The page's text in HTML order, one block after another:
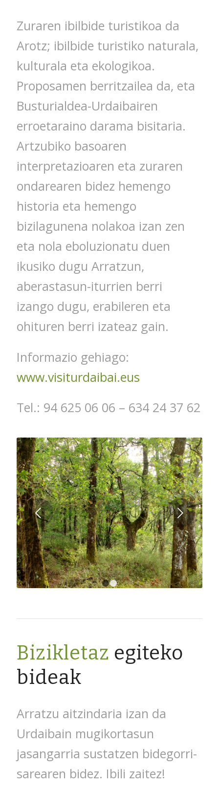
Zuraren ibilbide turistikoa da
Arotz; ibilbide turistiko naturala,
kulturala eta ekologikoa.
Proposamen berritzailea da, eta
Busturialdea-Urdaibairen
erroetaraino darama bisitaria.
Artzubiko basoaren
interpretazioaren eta zuraren
ondarearen bidez hemengo
historia eta hemengo
bizilagunena nolakoa izan zen
eta nola eboluzionatu duen
ikusiko dugu Arratzun,
aberastasun-iturrien berri
izango dugu, erabileren eta
ohituren berri izateaz gain.
Informazio gehiago:
www.visiturdaibai.eus
Tel.: 94 625 06 06 – 634 24 37 62
Next
12
Bizikletaz egiteko
bideak
Arratzu aitzindaria izan da
Urdaibain mugikortasun
jasangarria sustatzen bidegorri-
sarearen bidez. Ibili zaitez!